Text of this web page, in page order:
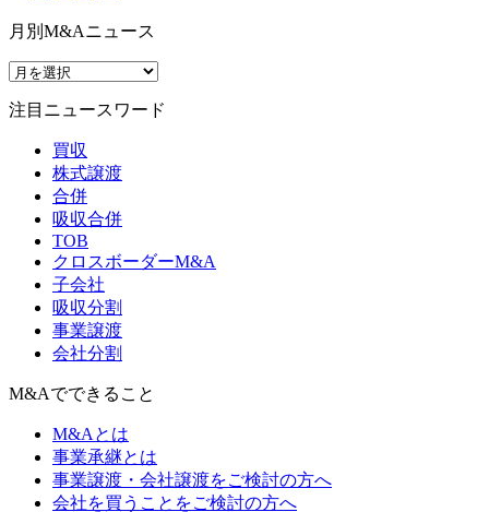
月別M&Aニュース
注目ニュースワード
買収
株式譲渡
合併
吸収合併
TOB
クロスボーダーM&A
子会社
吸収分割
事業譲渡
会社分割
M&Aでできること
M&Aとは
事業承継とは
事業譲渡・会社譲渡をご検討の方へ
会社を買うことをご検討の方へ